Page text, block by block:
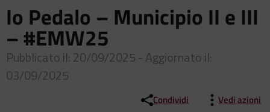
Io Pedalo – Municipio II e III
– #EMW25
Pubblicato il: 20/09/2025 - Aggiornato il:
03/09/2025
Condividi Vedi azioni